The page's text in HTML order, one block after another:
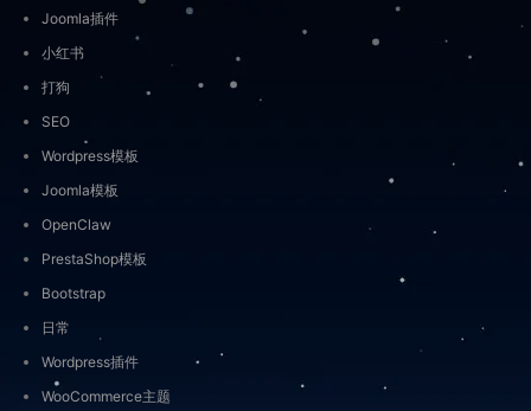
Joomla插件
小红书
打狗
SEO
Wordpress模板
Joomla模板
OpenClaw
PrestaShop模板
Bootstrap
日常
Wordpress插件
WooCommerce主题